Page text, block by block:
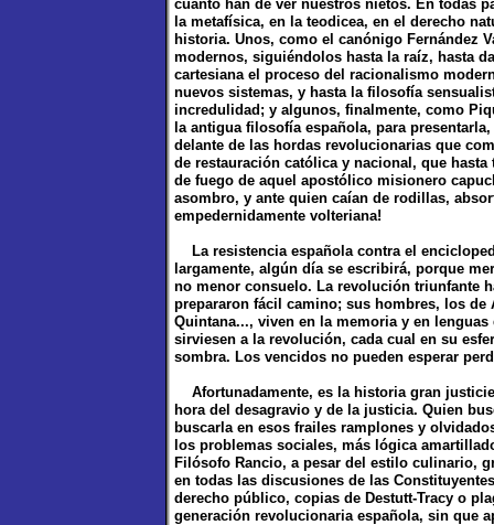
cuanto han de ver nuestros nietos. En todas
la metafísica, en la teodicea, en el derecho
historia. Unos, como el canónigo Fernández
modernos, siguiéndolos hasta la raíz, hasta
cartesiana el proceso del racionalismo
nuevos sistemas, y hasta la filosofía
incredulidad; y algunos, finalmente, como
la antigua filosofía española, para
delante de las hordas revolucionarias que
de restauración católica y nacional, que
de fuego de aquel apostólico misionero
asombro, y ante quien caían de rodillas,
empedernidamente volteriana!
La resistencia española contra el
largamente, algún día se escribirá, porque
no menor consuelo. La revolución triunfante
prepararon fácil camino; sus hombres, los de
Quintana..., viven en la memoria y en
sirviesen a la revolución, cada cual en su
sombra. Los vencidos no pueden esperar
Afortunadamente, es la historia gran
hora del desagravio y de la justicia. Quien
buscarla en esos frailes ramplones y
los problemas sociales, más lógica
Filósofo Rancio, a pesar del estilo culinario,
en todas las discusiones de las
derecho público, copias de Destutt-Tracy o
generación revolucionaria española, sin que